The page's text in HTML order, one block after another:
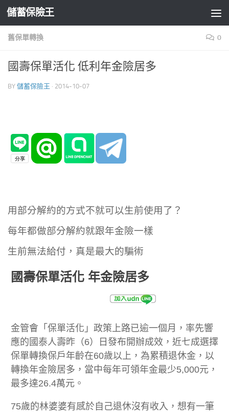
Skip to content
儲蓄保險王
舊保單轉換 0
國壽保單活化 低利年金險居多
BY 儲蓄保險王 · 2014-10-07
用部分解約的方式不就可以生前使用了？
每年都做部分解約就跟年金險一樣
生前無法給付，真是最大的騙術
國壽保單活化 年金險居多
金管會「保單活化」政策上路已逾一個月，率先響
應的國泰人壽昨（6）日發布開辦成效，近七成選擇
保單轉換保戶年齡在60歲以上，為累積退休金，以
轉換年金險居多，當中每年可領年金最少5,000元，
最多達26.4萬元。
75歲的林婆婆有感於自己退休沒有收入，想有一筆